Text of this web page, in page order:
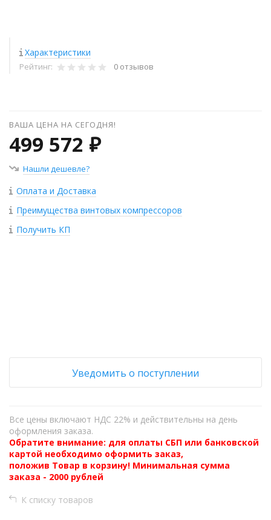
Характеристики
Рейтинг: 0 отзывов
ВАША ЦЕНА НА СЕГОДНЯ!
499 572 ₽
Нашли дешевле?
Оплата и Доставка
Преимущества винтовых компрессоров
Получить КП
Уведомить о поступлении
Все цены включают НДС 22% и действительны на день
оформления заказа.
Обратите внимание: для оплаты СБП или банковской
картой необходимо оформить заказ,
положив Товар в корзину! Минимальная сумма
заказа - 2000 рублей
К списку товаров